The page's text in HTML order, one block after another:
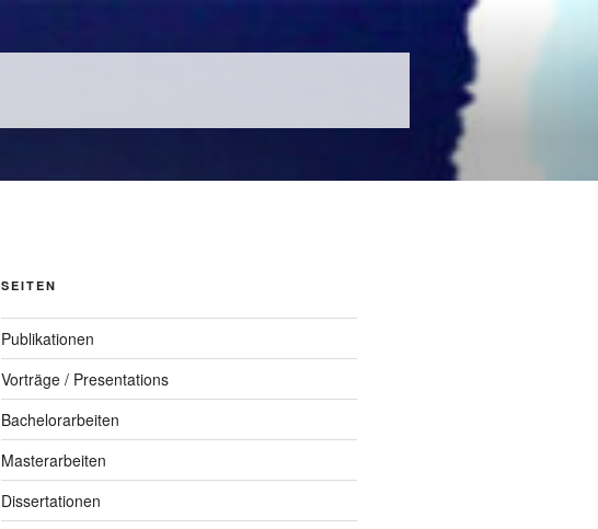
SEITEN
Publikationen
Vorträge / Presentations
Bachelorarbeiten
Masterarbeiten
Dissertationen